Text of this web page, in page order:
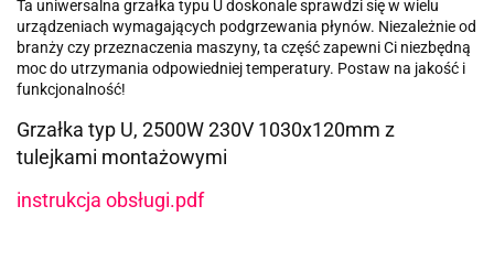
Ta uniwersalna grzałka typu U doskonale sprawdzi się w wielu
urządzeniach wymagających podgrzewania płynów. Niezależnie od
branży czy przeznaczenia maszyny, ta część zapewni Ci niezbędną
moc do utrzymania odpowiedniej temperatury. Postaw na jakość i
funkcjonalność!
Grzałka typ U, 2500W 230V 1030x120mm z
tulejkami montażowymi
instrukcja obsługi.pdf